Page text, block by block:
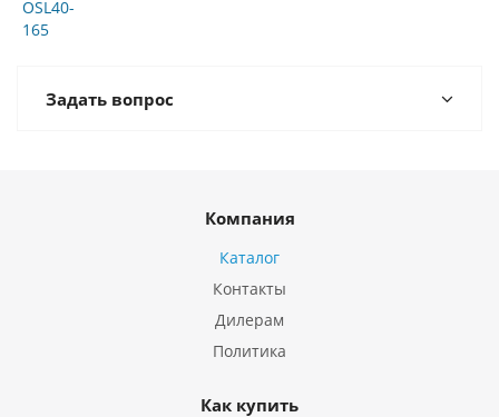
OSL40-
165
Задать вопрос
Компания
Каталог
Контакты
Дилерам
Политика
Как купить